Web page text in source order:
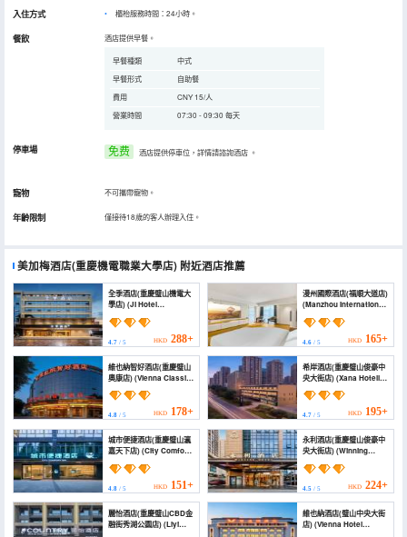
入住方式 櫃枱服務時間：24小時。
餐飲 酒店提供早餐。
早餐種類
中式
早餐形式
自助餐
費用
CNY 15/人
營業時間
07:30 - 09:30 每天
停車場 免费 酒店提供停車位，詳情請諮詢酒店 。
寵物 不可攜帶寵物。
年齡限制 僅接待18歲的客人辦理入住。
美加梅酒店(重慶機電職業大學店) 附近酒店推薦
全季酒店(重慶璧山機電大
學店) (JI Hotel
(Chongqing Bishan
Jidian University))
4.7 / 5 HKD 288+
漫州國際酒店(福順大道店)
(Manzhou International
Hotel (Fushun
Avenue))
4.6/ 5 HKD 165+
維也納智好酒店(重慶璧山
奧康店) (Vienna Classic
Hotel (Chongqing
Bishan Aokang))
4.8 / 5 HKD 178+
希岸酒店(重慶璧山俊豪中
央大街店) (Xana Hotelle
(Junhao Central Street,
Bishan Chongqing))
4.7/ 5 HKD 195+
城市便捷酒店(重慶璧山瀛
嘉天下店) (City Comfort
Inn Hotel (Chongqing
Bishan Yingjia Tianxia))
4.8 / 5 HKD 151+
永利酒店(重慶璧山俊豪中
央大街店) (Winning
Hotel (Chongqing
Bishan Junhao Central
Street ))
4.5/ 5 HKD 224+
麗怡酒店(重慶璧山CBD金
融街秀湖公園店) (Liyi
維也納酒店(璧山中央大街
店) (Vienna Hotel